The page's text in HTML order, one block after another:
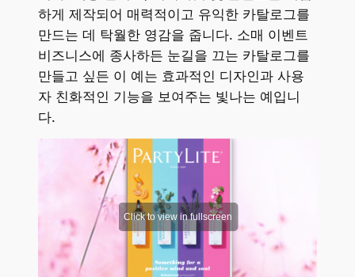
하게 제작되어 매력적이고 유익한 카탈로그를
만드는 데 탁월한 영감을 줍니다. 소매 이벤트
비즈니스에 종사하든 눈길을 끄는 카탈로그를
만들고 싶든 이 예는 효과적인 디자인과 사용
자 친화적인 기능을 보여주는 빛나는 예입니
다.